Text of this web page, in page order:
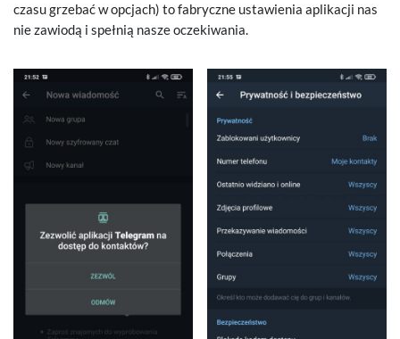
czasu grzebać w opcjach) to fabryczne ustawienia aplikacji nas
nie zawiodą i spełnią nasze oczekiwania.